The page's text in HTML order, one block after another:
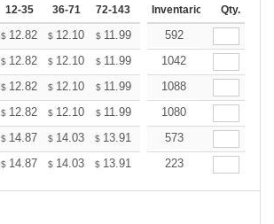
12-35 36-71 72-143 144-287 288 +
Inventario Qty.
$ 12.82 $ 12.10 $ 11.99 11.79
592
$ 12.82 $ 12.10 $ 11.99 11.79
1042
$ 12.82 $ 12.10 $ 11.99 11.79
1088
$ 12.82 $ 12.10 $ 11.99 11.79
1080
$ 14.87 $ 14.03 $ 13.91 13.67
573
$ 14.87 $ 14.03 $ 13.91 13.67
223